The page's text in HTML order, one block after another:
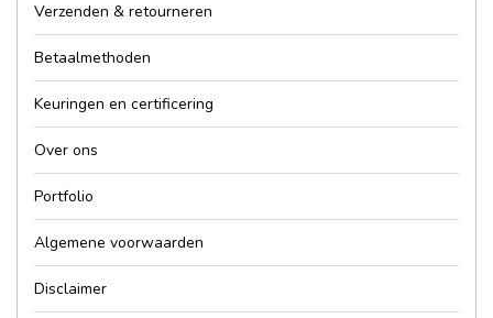
Verzenden & retourneren
Betaalmethoden
Keuringen en certificering
Over ons
Portfolio
Algemene voorwaarden
Disclaimer